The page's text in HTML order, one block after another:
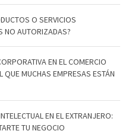
O SERVICIOS
NO AUTORIZADAS?
EN EL COMERCIO
QUE MUCHAS EMPRESAS ESTÁN
EN EL EXTRANJERO:
TU NEGOCIO